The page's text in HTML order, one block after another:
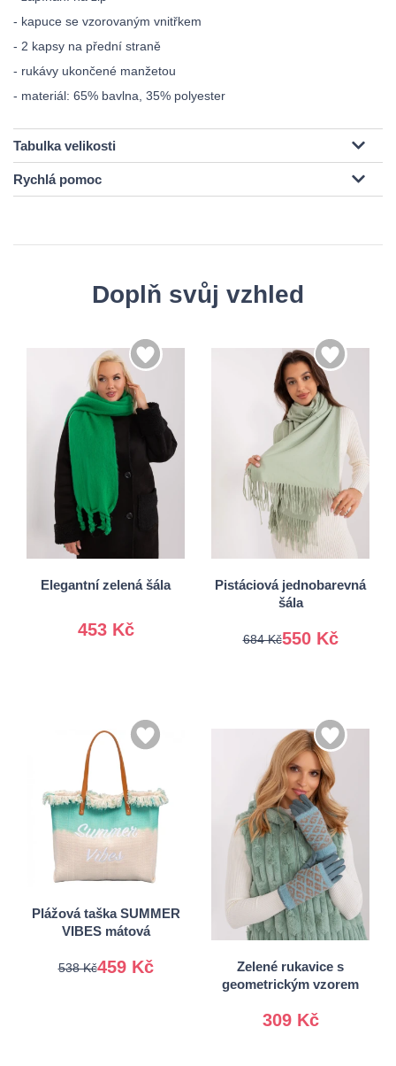
- kapuce se vzorovaným vnitřkem
- 2 kapsy na přední straně
- rukávy ukončené manžetou
- materiál: 65% bavlna, 35% polyester
Tabulka velikosti
Rychlá pomoc
Doplň svůj vzhled
Elegantní zelená šála
453 Kč
Univerzální
Pistáciová jednobarevná
šála
550 Kč
684 Kč
Univerzální
Plážová taška SUMMER
VIBES mátová
459 Kč
538 Kč
Zelené rukavice s
geometrickým vzorem
309 Kč
S/M
L/XL